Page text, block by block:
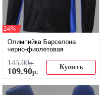
-24%
Олимпийка Барселона
черно-фиолетовая
145.00р.
109.90р.
Купить